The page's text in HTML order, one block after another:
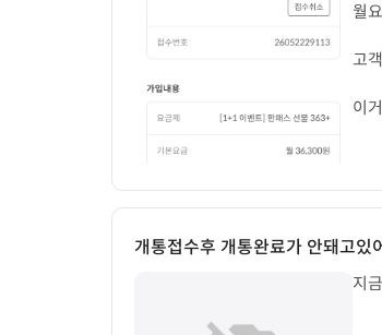
이
개통접수후 개통완료가 안돼고있
지